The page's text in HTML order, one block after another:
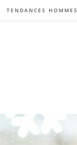
TENDANCES HOMMES